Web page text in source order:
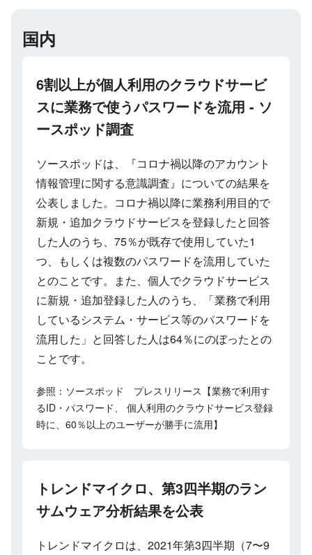
国内
6割以上が個人利用のクラウドサービ
スに業務で使うパスワードを流用 - ソ
ースポッド調査
ソースポッドは、『コロナ禍以降のアカウント
情報管理に関する意識調査』についての結果を
公表しました。コロナ禍以降に業務利用目的で
新規・追加クラウドサービスを登録したと回答
した人のうち、75％が既存で使用していた1
つ、もしくは複数のパスワードを流用していた
とのことです。また、個人でクラウドサービス
に新規・追加登録した人のうち、「業務で利用
しているシステム・サービス等のパスワードを
流用した」と回答した人は64％にのぼったとの
ことです。
参照：ソースポッド プレスリリース【業務で利用す
るID・パスワード、 個人利用のクラウドサービス登録
時に、60％以上のユーザーが勝手に流用】
トレンドマイクロ、第3四半期のラン
サムウェア分析結果を公表
トレンドマイクロは、2021年第3四半期（7〜9